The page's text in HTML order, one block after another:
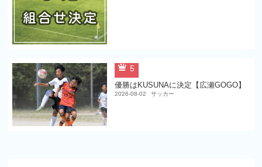
5
優勝はKUSUNAに決定【広瀬GOGO】
2026-08-02 サッカー